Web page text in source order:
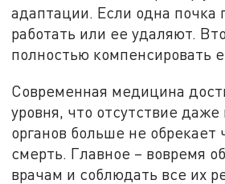
адаптации. Если одна почка
работать или ее удаляют.
полностью компенсировать
Современная медицина
уровня, что отсутствие даже
органов больше не обрекает
смерть. Главное – вовремя
врачам и соблюдать все их